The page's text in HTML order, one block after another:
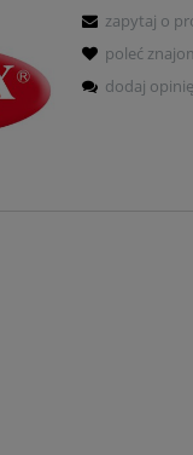
35,67 zł
do koszyka
zapytaj o
poleć
dodaj opinię